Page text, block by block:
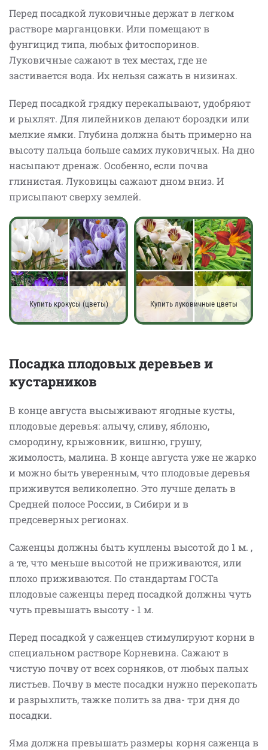
Перед посадкой луковичные держат в легком
растворе марганцовки. Или помещают в
фунгицид типа, любых фитоспоринов.
Луковичные сажают в тех местах, где не
застивается вода. Их нельзя сажать в низинах.
Перед посадкой грядку перекапывают, удобряют
и рыхлят. Для лилейников делают бороздки или
мелкие ямки. Глубина должна быть примерно на
высоту пальца больше самих луковичных. На дно
насыпают дренаж. Особенно, если почва
глинистая. Луковицы сажают дном вниз. И
присыпают сверху землей.
Купить крокусы (цветы) Купить луковичные цветы
Посадка плодовых деревьев и
кустарников
В конце августа высыживают ягодные кусты,
плодовые деревья: алычу, сливу, яблоню,
смородину, крыжовник, вишню, грушу,
жимолость, малина. В конце августа уже не жарко
и можно быть уверенным, что плодовые деревья
приживутся великолепно. Это лучше делать в
Средней полосе России, в Сибири и в
предсеверных регионах.
Саженцы должны быть куплены высотой до 1 м. ,
а те, что меньше высотой не приживаются, или
плохо приживаются. По стандартам ГОСТа
плодовые саженцы перед посадкой должны чуть
чуть превышать высоту - 1 м.
Перед посадкой у саженцев стимулируют корни в
специальном растворе Корневина. Сажают в
чистую почву от всех сорняков, от любых палых
листьев. Почву в месте посадки нужно перекопать
и разрыхлить, тажке полить за два- три дня до
посадки.
Яма должна превышать размеры корня саженца в